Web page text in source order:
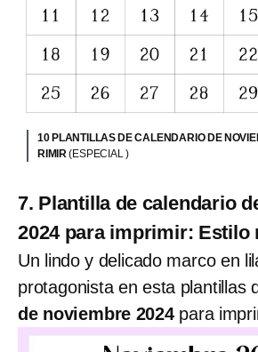
10 PLANTILLAS DE CALENDARIO DE
RIMIR(ESPECIAL )
7. Plantilla de calendario
2024 para imprimir: Estilo
Un lindo y delicado marco en
protagonista en esta plantillas
de noviembre 2024 para